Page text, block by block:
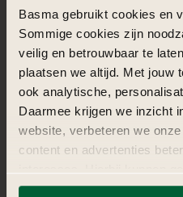
Basma gebruikt cookies en
Sommige cookies zijn
veilig en betrouwbaar te
plaatsen we altijd. Met jouw
ook analytische,
Daarmee krijgen we inzicht
website, verbeteren we
content en advertenties
externe partners.